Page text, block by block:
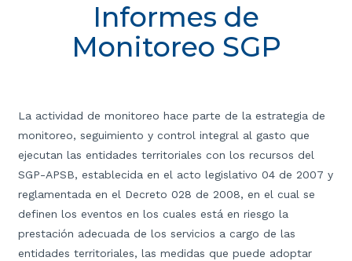
Informes de
Monitoreo SGP
La actividad de monitoreo hace parte de la estrategia de
monitoreo, seguimiento y control integral al gasto que
ejecutan las entidades territoriales con los recursos del
SGP-APSB, establecida en el acto legislativo 04 de 2007 y
reglamentada en el Decreto 028 de 2008, en el cual se
definen los eventos en los cuales está en riesgo la
prestación adecuada de los servicios a cargo de las
entidades territoriales, las medidas que puede adoptar